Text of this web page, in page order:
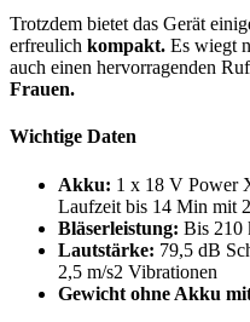
Trotzdem bietet das Gerät
erfreulich kompakt. Es wiegt
auch einen hervorragenden
Frauen.
Wichtige Daten
Akku: 1 x 18 V Power
Laufzeit bis 14 Min mit
Bläserleistung: Bis 210
Lautstärke: 79,5 dB
2,5 m/s2 Vibrationen
Gewicht ohne Akku